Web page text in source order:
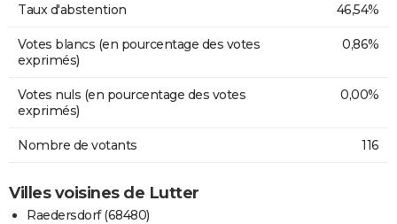
Taux d'abstention 46,54%
Votes blancs (en pourcentage des votes
exprimés)
0,86%
Votes nuls (en pourcentage des votes
exprimés)
0,00%
Nombre de votants 116
Villes voisines de Lutter
Raedersdorf (68480)